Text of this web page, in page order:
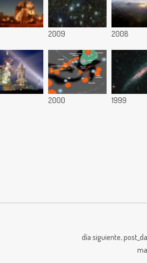
2009 2008
2000 1999
día siguiente,